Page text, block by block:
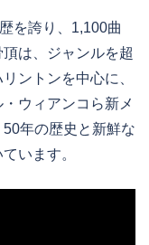
を誇り、1,100曲
は、ジャンルを超
ントンを中心に、
ウィアンコら新メ
年の歴史と新鮮な
います。